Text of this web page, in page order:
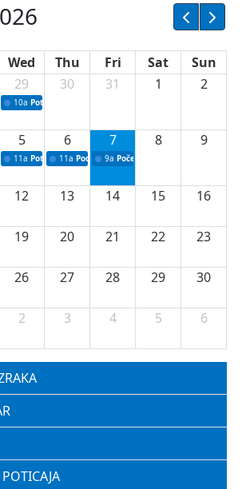
Wed Thu Fri Sat
Sun
29
10a Potpisivanje ugovora sa neprofitnim
30 31 1 2
5
11a Potpisivanje ugovora o stipendijama za
6
11a Podrška razvoju vodne infrastrukture u
7
9a Početak izgradnje nove
8 9
12 13 14 15 16
19 20 21 22 23
26 27 28 29 30
2 3 4 5 6